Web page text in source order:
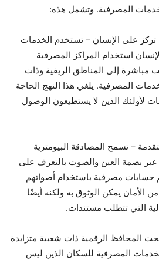
المصرفية. وتشمل هذه:
تركز على الإنسان – تستخدم الخدمات
استخدام المراكز المصرفية
مباشرة إلى المناطق الريفية وذات
المصرفية. يلغي هذا النهج الحاجة
لأولئك الذين لا يستطيعون الوصول
– تسمح المصادقة البيومترية
عبر بصمة العين والصوت بالتعرف على
حسابات مصرفية باستخدام أصواتهم
الأمان يمكن الوثوق به ولكنه أيضًا
التي تتطلب مستندات.
المحافظ الرقمية ذات شعبية متزايدة
المصرفية للسكان الذين ليس